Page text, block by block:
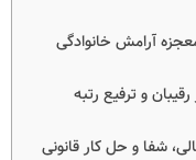
آرامش خانوادگی
و ترفیع رتبه
شفا و حل کار قانونی